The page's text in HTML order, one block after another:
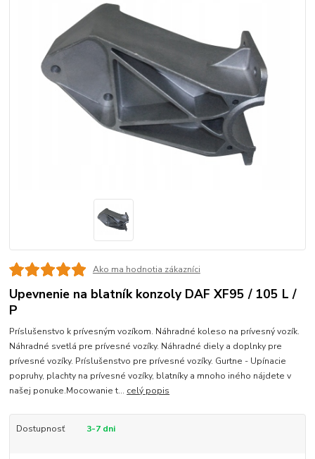
Ako ma hodnotia zákazníci
Upevnenie na blatník konzoly DAF XF95 / 105 L /
P
Príslušenstvo k prívesným vozíkom. Náhradné koleso na prívesný vozík.
Náhradné svetlá pre prívesné vozíky. Náhradné diely a doplnky pre
prívesné vozíky. Príslušenstvo pre prívesné vozíky. Gurtne - Upínacie
popruhy, plachty na prívesné vozíky, blatníky a mnoho iného nájdete v
našej ponuke.Mocowanie t... celý popis
Dostupnosť 3-7 dni